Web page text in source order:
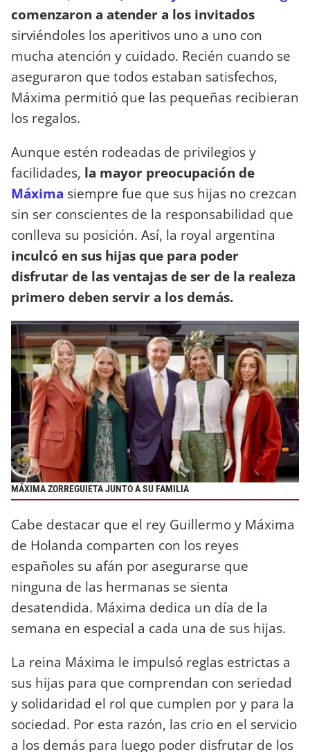
comenzaron a atender a los invitados
sirviéndoles los aperitivos uno a uno con
mucha atención y cuidado. Recién cuando se
aseguraron que todos estaban satisfechos,
Máxima permitió que las pequeñas recibieran
los regalos.
Aunque estén rodeadas de privilegios y
facilidades, la mayor preocupación de
Máxima siempre fue que sus hijas no crezcan
sin ser conscientes de la responsabilidad que
conlleva su posición. Así, la royal argentina
inculcó en sus hijas que para poder
disfrutar de las ventajas de ser de la realeza
primero deben servir a los demás.
MÁXIMA ZORREGUIETA JUNTO A SU FAMILIA
Cabe destacar que el rey Guillermo y Máxima
de Holanda comparten con los reyes
españoles su afán por asegurarse que
ninguna de las hermanas se sienta
desatendida. Máxima dedica un día de la
semana en especial a cada una de sus hijas.
La reina Máxima le impulsó reglas estrictas a
sus hijas para que comprendan con seriedad
y solidaridad el rol que cumplen por y para la
sociedad. Por esta razón, las crio en el servicio
a los demás para luego poder disfrutar de los